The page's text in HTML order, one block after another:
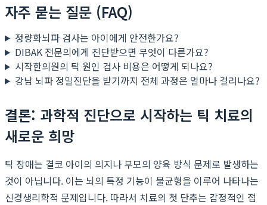
자주 묻는 질문 (FAQ)
정량화뇌파 검사는 아이에게 안전한가요?
DIBAK 전문의에게 진단받으면 무엇이 다른가요?
시작한의원의 틱 원인 검사 비용은 어떻게 되나요?
강남 뇌파 정밀진단을 받기까지 전체 과정은 얼마나 걸리나요?
결론: 과학적 진단으로 시작하는 틱 치료의
새로운 희망
틱 장애는 결코 아이의 의지나 부모의 양육 방식 문제로 발생하는
것이 아닙니다. 이는 뇌의 특정 기능이 불균형을 이루어 나타나는
신경생리학적 문제입니다. 따라서 치료의 첫 단추는 감정적인 접